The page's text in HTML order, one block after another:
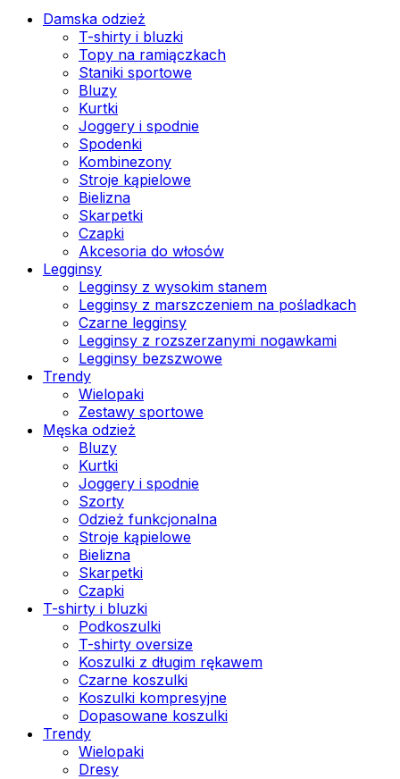
Damska odzież
T-shirty i bluzki
Topy na ramiączkach
Staniki sportowe
Bluzy
Kurtki
Joggery i spodnie
Spodenki
Kombinezony
Stroje kąpielowe
Bielizna
Skarpetki
Czapki
Akcesoria do włosów
Legginsy
Legginsy z wysokim stanem
Legginsy z marszczeniem na pośladkach
Czarne legginsy
Legginsy z rozszerzanymi nogawkami
Legginsy bezszwowe
Trendy
Wielopaki
Zestawy sportowe
Męska odzież
Bluzy
Kurtki
Joggery i spodnie
Szorty
Odzież funkcjonalna
Stroje kąpielowe
Bielizna
Skarpetki
Czapki
T-shirty i bluzki
Podkoszulki
T-shirty oversize
Koszulki z długim rękawem
Czarne koszulki
Koszulki kompresyjne
Dopasowane koszulki
Trendy
Wielopaki
Dresy